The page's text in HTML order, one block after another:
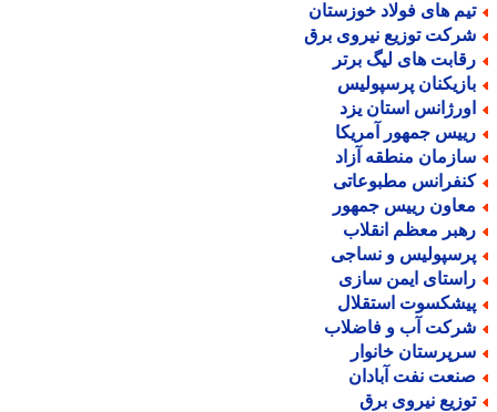
های فولاد خوزستان
توزیع نیروی برق
های لیگ برتر
پرسپولیس
استان یزد
جمهور آمریکا
منطقه آزاد
مطبوعاتی
رییس جمهور
معظم انقلاب
و نساجی
ایمن سازی
استقلال
آب و فاضلاب
خانوار
نفت آبادان
نیروی برق